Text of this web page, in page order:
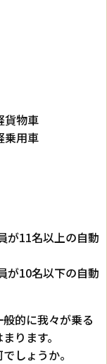
貨物車
乗用車
が11名以上の自動
が10名以下の自動
的に我々が乗る
ります。
しょうか。